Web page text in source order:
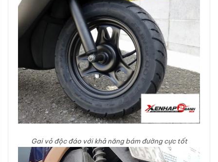
Gai vỏ độc đáo với khả năng bám đường cực tốt